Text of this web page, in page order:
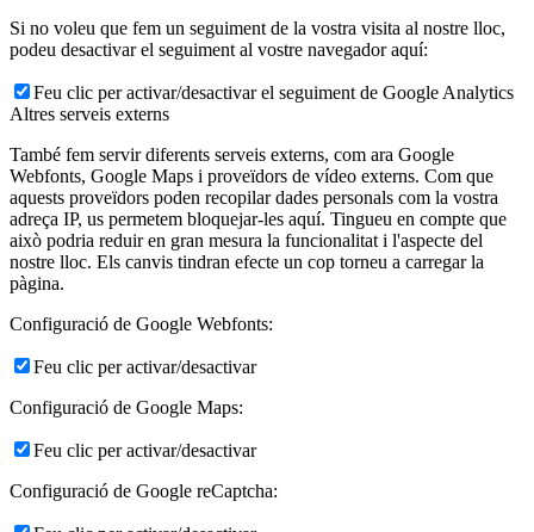
Si no voleu que fem un seguiment de la vostra visita al nostre lloc,
podeu desactivar el seguiment al vostre navegador aquí:
Feu clic per activar/desactivar el seguiment de Google Analytics
Altres serveis externs
També fem servir diferents serveis externs, com ara Google
Webfonts, Google Maps i proveïdors de vídeo externs. Com que
aquests proveïdors poden recopilar dades personals com la vostra
adreça IP, us permetem bloquejar-les aquí. Tingueu en compte que
això podria reduir en gran mesura la funcionalitat i l'aspecte del
nostre lloc. Els canvis tindran efecte un cop torneu a carregar la
pàgina.
Configuració de Google Webfonts:
Feu clic per activar/desactivar
Configuració de Google Maps:
Feu clic per activar/desactivar
Configuració de Google reCaptcha: